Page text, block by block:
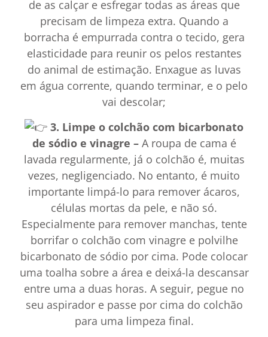
de as calçar e esfregar todas as áreas que
precisam de limpeza extra. Quando a
borracha é empurrada contra o tecido, gera
elasticidade para reunir os pelos restantes
do animal de estimação. Enxague as luvas
em água corrente, quando terminar, e o pelo
vai descolar;
3. Limpe o colchão com bicarbonato
de sódio e vinagre – A roupa de cama é
lavada regularmente, já o colchão é, muitas
vezes, negligenciado. No entanto, é muito
importante limpá-lo para remover ácaros,
células mortas da pele, e não só.
Especialmente para remover manchas, tente
borrifar o colchão com vinagre e polvilhe
bicarbonato de sódio por cima. Pode colocar
uma toalha sobre a área e deixá-la descansar
entre uma a duas horas. A seguir, pegue no
seu aspirador e passe por cima do colchão
para uma limpeza final.